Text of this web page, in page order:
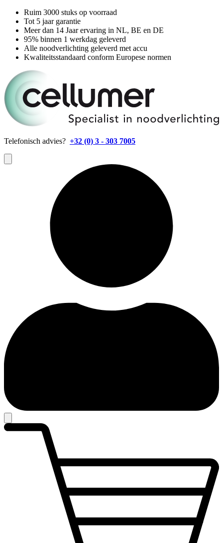
Ruim 3000 stuks op voorraad
Tot 5 jaar garantie
Meer dan 14 Jaar ervaring in NL, BE en DE
95% binnen 1 werkdag geleverd
Alle noodverlichting geleverd met accu
Kwaliteitsstandaard conform Europese normen
Telefonisch advies? +32 (0) 3 - 303 7005